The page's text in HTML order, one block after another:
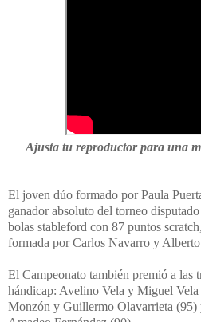
Ajusta tu reproductor para una
El joven dúo formado por Paula
ganador absoluto del torneo
bolas stableford con 87 puntos
formada por Carlos Navarro y
El Campeonato también premió a las
hándicap: Avelino Vela y Miguel
Monzón y Guillermo Olavarrieta (95)